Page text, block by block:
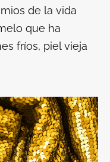
de la vida
que ha
fríos, piel vieja